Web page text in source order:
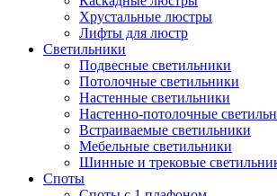
Хрустальные люстры
Лифты для люстр
Светильники
Подвесные светильники
Потолочные светильники
Настенные светильники
Настенно-потолочные
Встраиваемые светильники
Мебельные светильники
Шинные и трековые
Споты